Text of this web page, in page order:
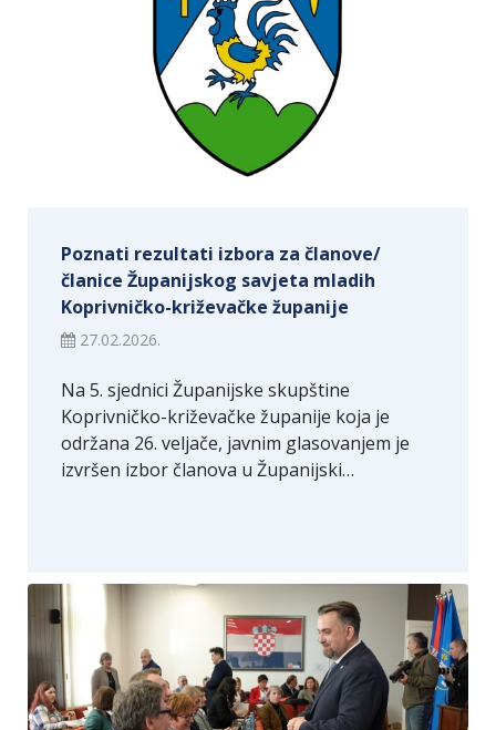
Poznati rezultati izbora za članove/
članice Županijskog savjeta mladih
Koprivničko-križevačke županije
27.02.2026.
Na 5. sjednici Županijske skupštine
Koprivničko-križevačke županije koja je
održana 26. veljače, javnim glasovanjem je
izvršen izbor članova u Županijski…